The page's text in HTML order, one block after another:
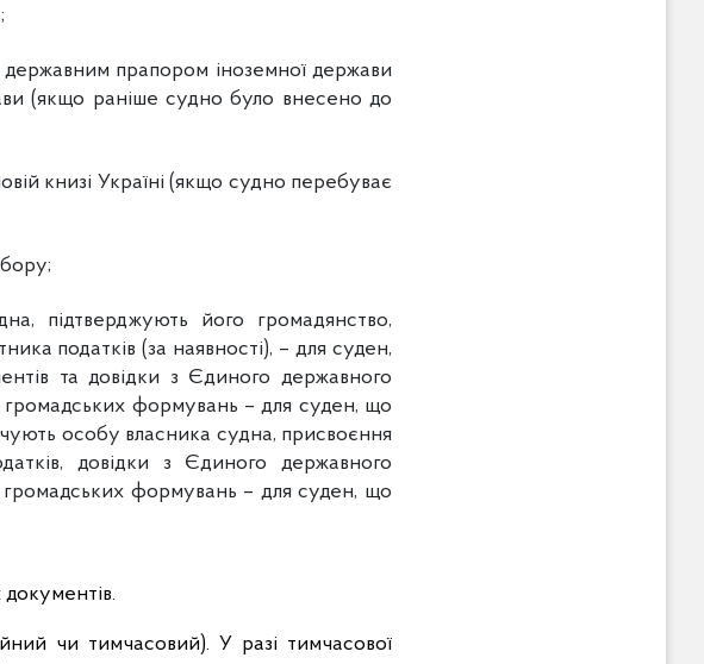
державним прапором іноземної держави
(якщо раніше судно було внесено до
книзі Україні (якщо судно перебуває
підтверджують його громадянство,
податків (за наявності), – для суден,
та довідки з Єдиного державного
громадських формувань – для суден, що
особу власника судна, присвоєння
довідки з Єдиного державного
громадських формувань – для суден, що
чи тимчасовий). У разі тимчасової